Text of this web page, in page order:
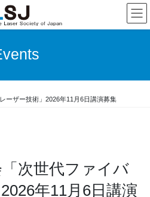
ーザー技術」2026年11月6日講演募集
次世代ファイバ
年11月6日講演